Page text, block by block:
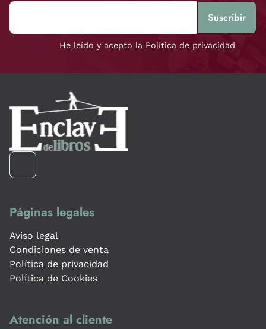
He leído y acepto la Política de privacidad
Páginas legales
Aviso legal
Condiciones de venta
Política de privacidad
Política de Cookies
Atención al cliente